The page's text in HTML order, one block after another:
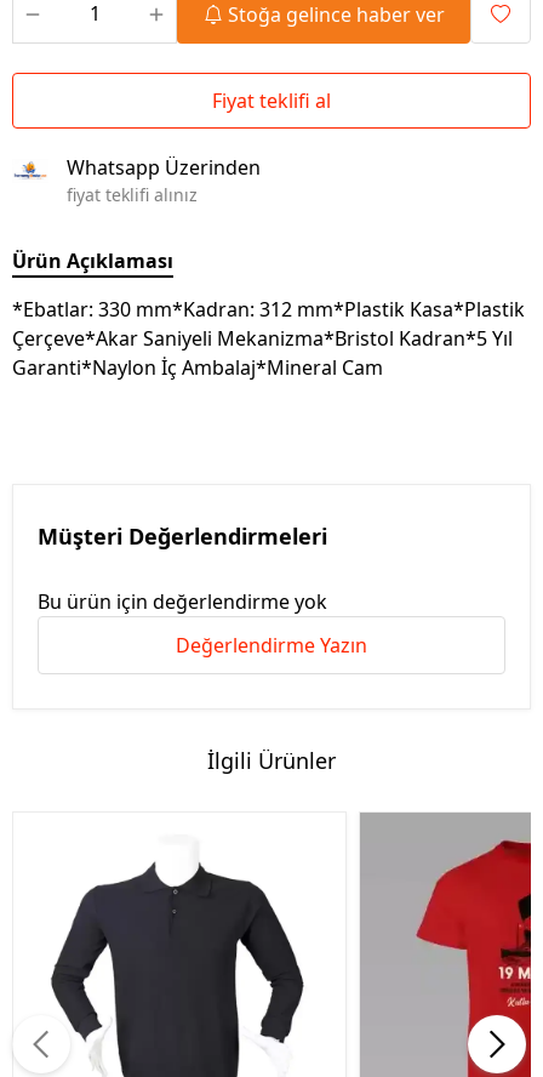
Stoğa gelince haber ver
Fiyat teklifi al
Whatsapp Üzerinden
fiyat teklifi alınız
Ürün Açıklaması
*Ebatlar: 330 mm*Kadran: 312 mm*Plastik Kasa*Plastik
Çerçeve*Akar Saniyeli Mekanizma*Bristol Kadran*5 Yıl
Garanti*Naylon İç Ambalaj*Mineral Cam
Müşteri Değerlendirmeleri
Bu ürün için değerlendirme yok
Değerlendirme Yazın
İlgili Ürünler